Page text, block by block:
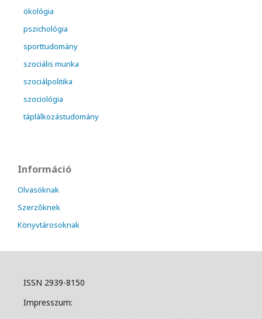
ökológia
pszichológia
sporttudomány
szociális munka
szociálpolitika
szociológia
táplálkozástudomány
Információ
Olvasóknak
Szerzőknek
Könyvtárosoknak
ISSN 2939-8150
Impresszum: